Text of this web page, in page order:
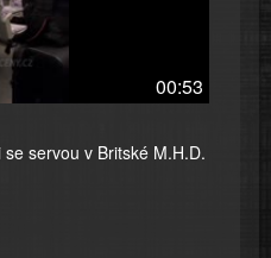
00:53
servou v Britské M.H.D.